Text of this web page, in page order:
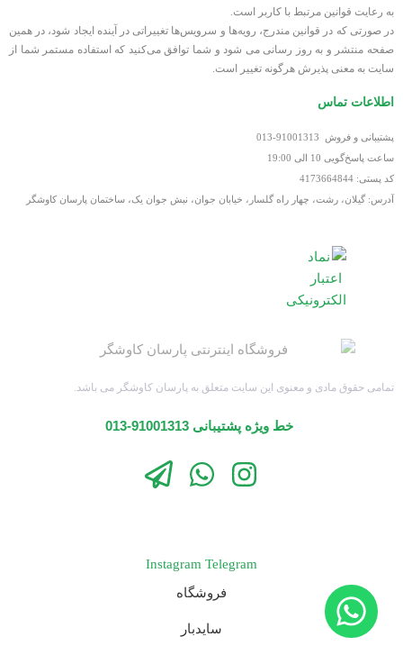
به رعایت قوانین مرتبط با کاربر است.
در صورتی که در قوانین مندرج، رویه‏‌ها و سرویس‏‌ها تغییراتی در آینده ایجاد شود، در همین
صفحه منتشر و به روز رسانی می شود و شما توافق می‏‌کنید که استفاده مستمر شما از
سایت به معنی پذیرش هرگونه تغییر است.
اطلاعات تماس
پشتیبانی و فروش 91001313-013
ساعت پاسخ‌گویی 10 الی 19:00
کد پستی: 4173664844
آدرس: گیلان، رشت، چهار راه گلسار، خیابان جوان، نبش جوان یک، ساختمان پارسان کاوشگر
تمامی حقوق مادی و معنوی این سایت متعلق به پارسان کاوشگر می باشد.
خط ویژه پشتیبانی 91001313-013
Instagram Telegram
فروشگاه
سایدبار